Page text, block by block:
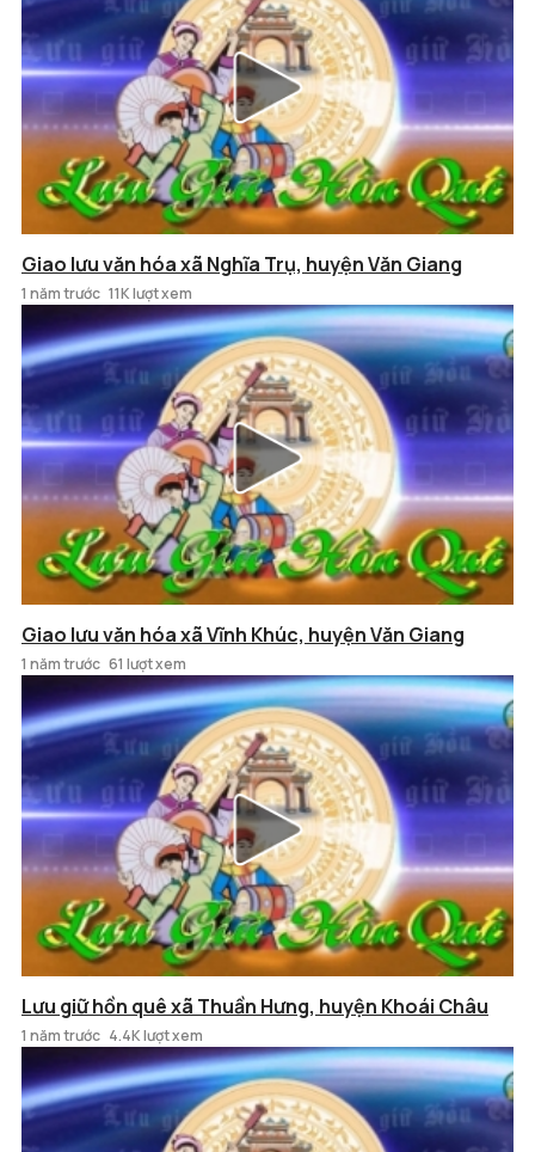
Giao lưu văn hóa xã Nghĩa Trụ, huyện Văn Giang
1 năm trước 11K lượt xem
Giao lưu văn hóa xã Vĩnh Khúc, huyện Văn Giang
1 năm trước 61 lượt xem
Lưu giữ hồn quê xã Thuần Hưng, huyện Khoái Châu
1 năm trước 4.4K lượt xem